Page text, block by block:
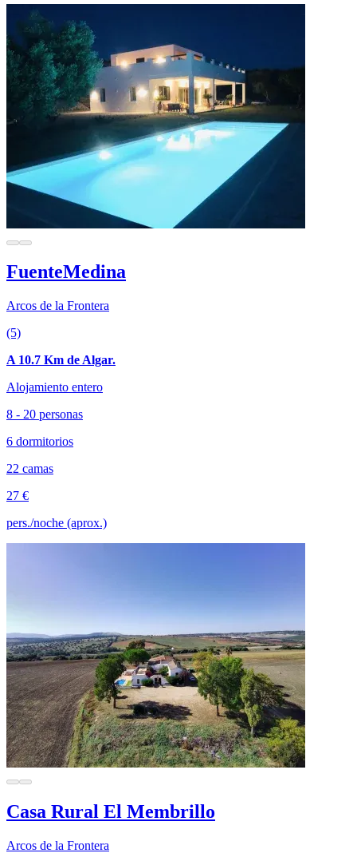
FuenteMedina
Arcos de la Frontera
(5)
A 10.7 Km de Algar.
Alojamiento entero
8 - 20 personas
6 dormitorios
22 camas
27 €
pers./noche (aprox.)
Casa Rural El Membrillo
Arcos de la Frontera